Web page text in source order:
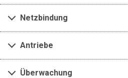
Netzbindung
Antriebe
Überwachung